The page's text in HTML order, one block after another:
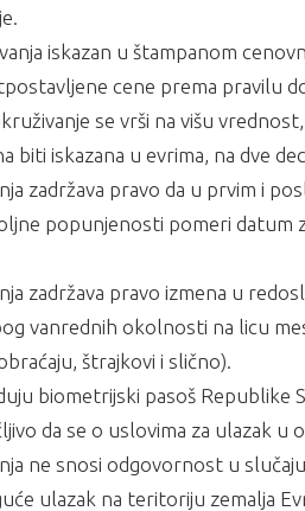
iskazan u štampanom
cene prema pravilu
se vrši na višu
biti iskazana u evrima, na dve
zadržava pravo da u prvim i
popunjenosti pomeri
zadržava pravo izmena u
vanrednih okolnosti na licu
štrajkovi i slično).
biometrijski pasoš Republike
da se o uslovima za ulazak
ne snosi odgovornost u
ulazak na teritoriju zemalja